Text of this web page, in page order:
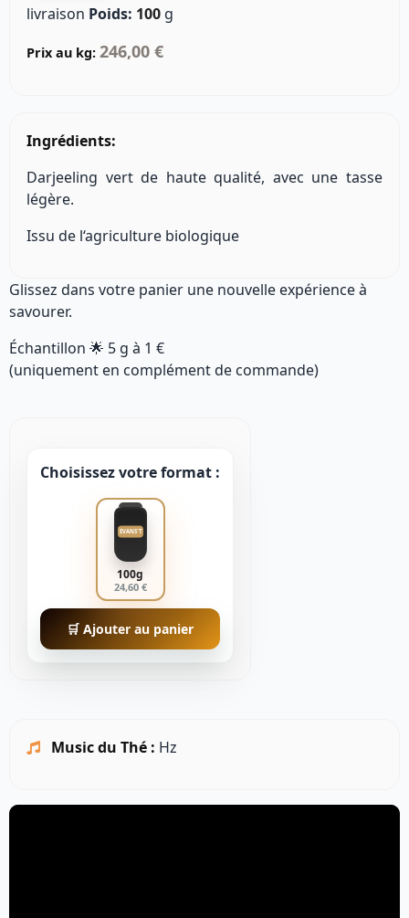
livraison Poids: 100 g
Prix au kg: 246,00 €
Ingrédients:
Darjeeling vert de haute qualité, avec une tasse
légère.
Issu de l‘agriculture biologique
Glissez dans votre panier une nouvelle expérience à
savourer.
Échantillon 🌟 5 g à 1 €
(uniquement en complément de commande)
Choisissez votre format :
EVANS'T
100g
24,60 €
🛒 Ajouter au panier
Music du Thé : Hz